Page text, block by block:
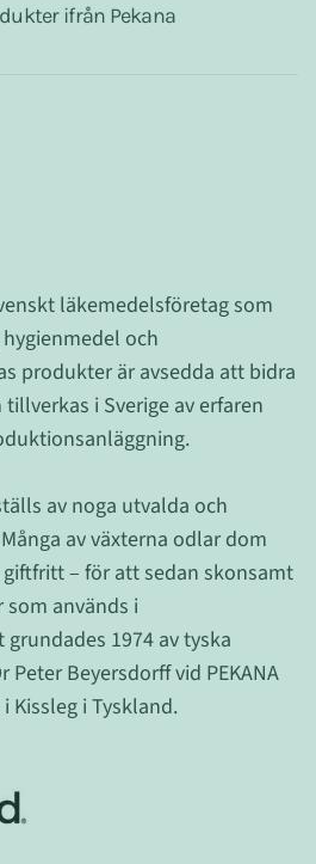
ifrån Pekana
läkemedelsföretag som
och
produkter är avsedda att bidra
i Sverige av erfaren
av noga utvalda och
av växterna odlar dom
– för att sedan skonsamt
som används i
grundades 1974 av tyska
Beyersdorff vid PEKANA
Kissleg i Tyskland.